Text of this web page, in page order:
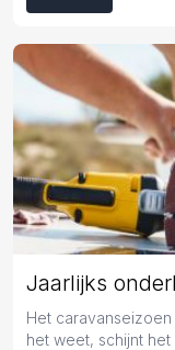
Het
het weet, schijnt